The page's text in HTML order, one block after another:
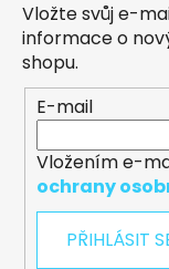
Vložte svůj e-
informace o
shopu.
E-mail
Vložením e-
ochrany
PŘIHLÁSIT